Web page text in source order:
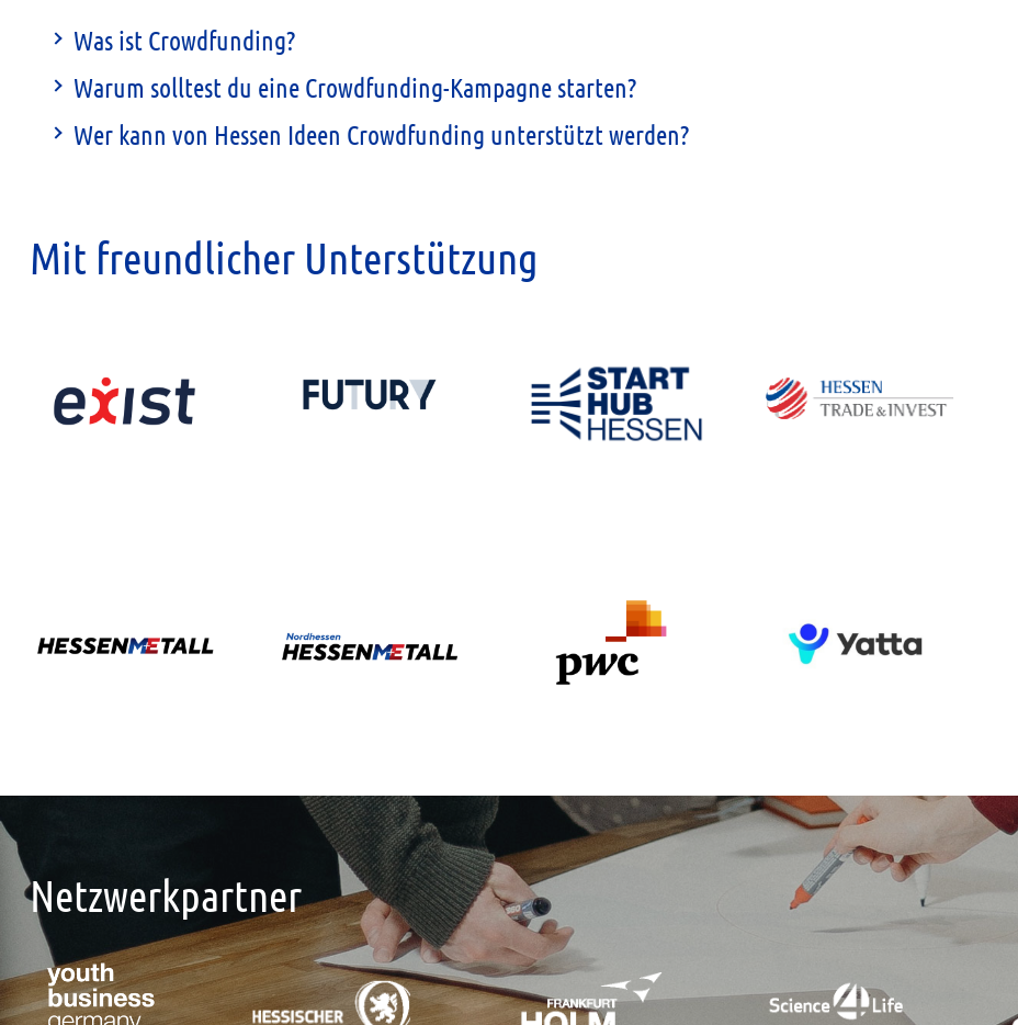
Was ist Crowdfunding?
Warum solltest du eine Crowdfunding-Kampagne starten?
Wer kann von Hessen Ideen Crowdfunding unterstützt werden?
Mit freundlicher Unterstützung
Netzwerkpartner